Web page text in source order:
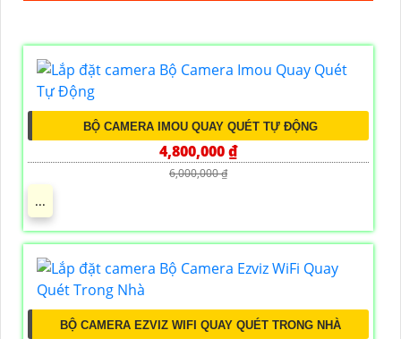
BỘ CAMERA IMOU QUAY QUÉT TỰ ĐỘNG
4,800,000 ₫
6,000,000 ₫
...
BỘ CAMERA EZVIZ WIFI QUAY QUÉT TRONG NHÀ